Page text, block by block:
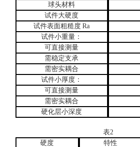
球头材料
试件大硬度
试件表面粗糙度 Ra
试件小重量：
可直接测量
需稳定支承
需密实耦合
试件小厚度：
可直接测量
需密实耦合
硬化层小深度
表2
硬度
特性